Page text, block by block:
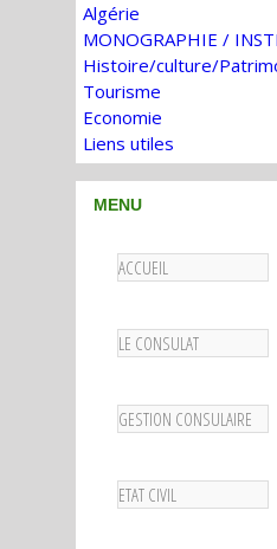
Algérie
MONOGRAPHIE /
Histoire/culture/
Tourisme
Economie
Liens utiles
MENU
ACCUEIL
LE CONSULAT
GESTION CONSULAIRE
ETAT CIVIL